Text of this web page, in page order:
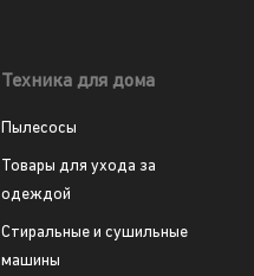
Техника для дома
Пылесосы
Товары для ухода за
одеждой
Стиральные и сушильные
машины